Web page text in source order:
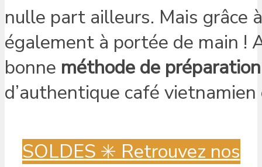
nulle part ailleurs. Mais grâce
également à portée de main !
bonne méthode de préparation
d’authentique café
SOLDES ✳️ Retrouvez nos